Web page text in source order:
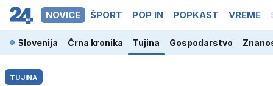
NOVICE ŠPORT POP IN POPKAST VREME
Slovenija Črna kronika Tujina Gospodarstvo
TUJINA